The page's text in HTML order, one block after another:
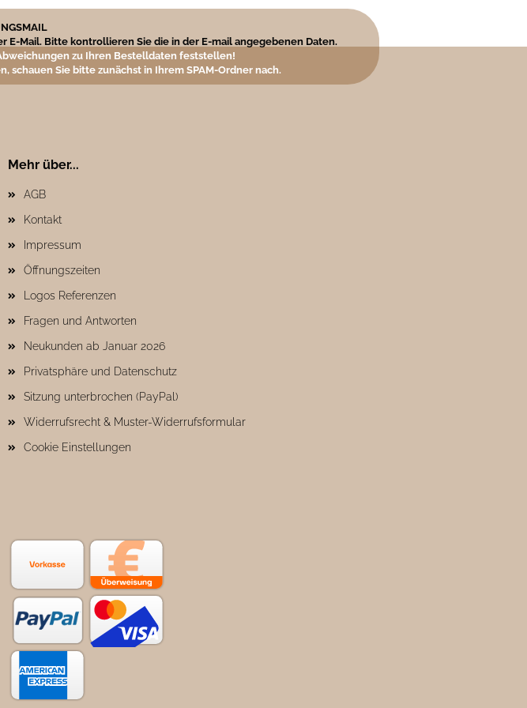
Mail. Bitte kontrollieren Sie die in der E-mail angegebenen Daten.
zu Ihren Bestelldaten feststellen!
Sie bitte zunächst in Ihrem SPAM-Ordner nach.
Mehr über...
AGB
Kontakt
Impressum
Öffnungszeiten
Logos Referenzen
Fragen und Antworten
Neukunden ab Januar 2026
Privatsphäre und Datenschutz
Sitzung unterbrochen (PayPal)
Widerrufsrecht & Muster-Widerrufsformular
Cookie Einstellungen